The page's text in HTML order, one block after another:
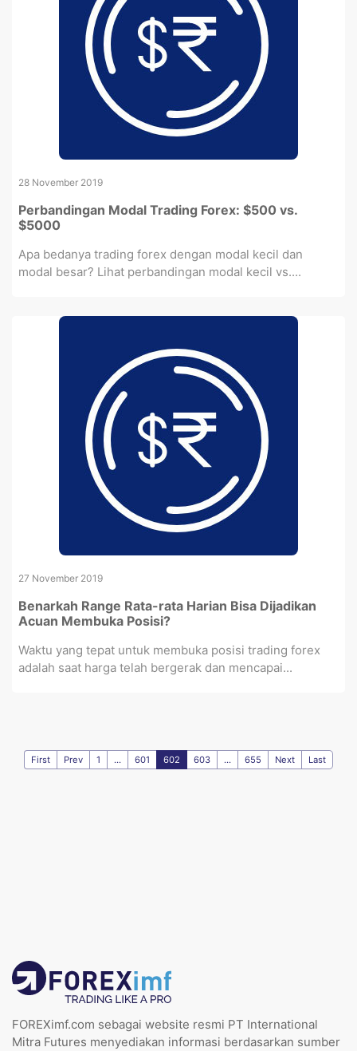
28 November 2019
Perbandingan Modal Trading Forex: $500 vs.
$5000
Apa bedanya trading forex dengan modal kecil dan
modal besar? Lihat perbandingan modal kecil vs....
27 November 2019
Benarkah Range Rata-rata Harian Bisa Dijadikan
Acuan Membuka Posisi?
Waktu yang tepat untuk membuka posisi trading forex
adalah saat harga telah bergerak dan mencapai...
First Prev 1 ... 601 602 603 ... 655 Next Last
FOREXimf.com sebagai website resmi PT International
Mitra Futures menyediakan informasi berdasarkan sumber